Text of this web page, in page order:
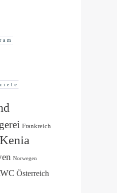
Frankreich
Kenia
Norwegen
Österreich